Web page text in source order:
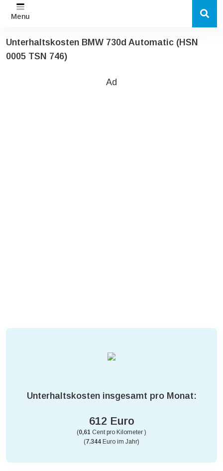
Menu
Unterhaltskosten BMW 730d Automatic (HSN
0005 TSN 746)
Ad
Unterhaltskosten insgesamt pro Monat:
612 Euro
(0,61 Cent pro Kilometer )
(7.344 Euro im Jahr)